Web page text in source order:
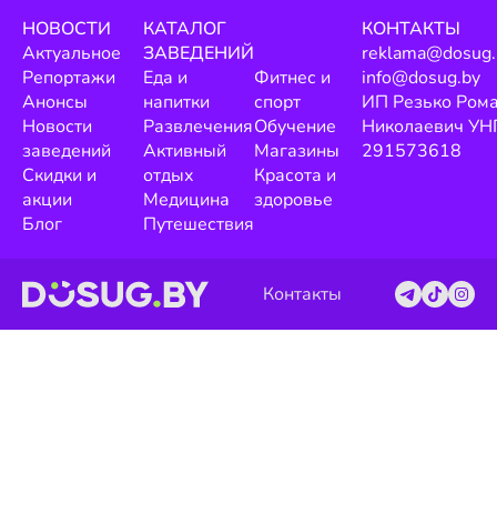
НОВОСТИ
Актуальное
Репортажи
Анонсы
Новости
заведений
Скидки и
акции
Блог
КАТАЛОГ
ЗАВЕДЕНИЙ
Еда и
напитки
Развлечения
Активный
отдых
Медицина
Путешествия
Фитнес и
спорт
Обучение
Магазины
Красота и
здоровье
КОНТАКТЫ
info@dosug.by
ИП Резько
Николаевич
291573618
Контакты